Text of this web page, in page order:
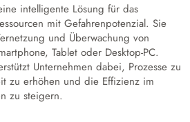
intelligente Lösung für das
mit Gefahrenpotenzial. Sie
und Überwachung von
Tablet oder Desktop-PC.
Unternehmen dabei, Prozesse zu
zu erhöhen und die Effizienz im
zu steigern.